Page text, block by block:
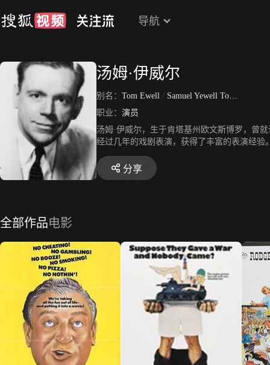
导航
汤姆·伊威尔
别名： Tom Ewell / Samuel Yewell Tompkins
职业： 演员
汤姆·伊威尔，生于肯塔基州欧文斯博罗，曾
经过几年的戏剧表演，获得了丰富的表演经
点，这一才能在与玛丽莲·梦露合演的《七年
出。于1994年9月12日去世，终年九十三岁。
分享
全部作品电影